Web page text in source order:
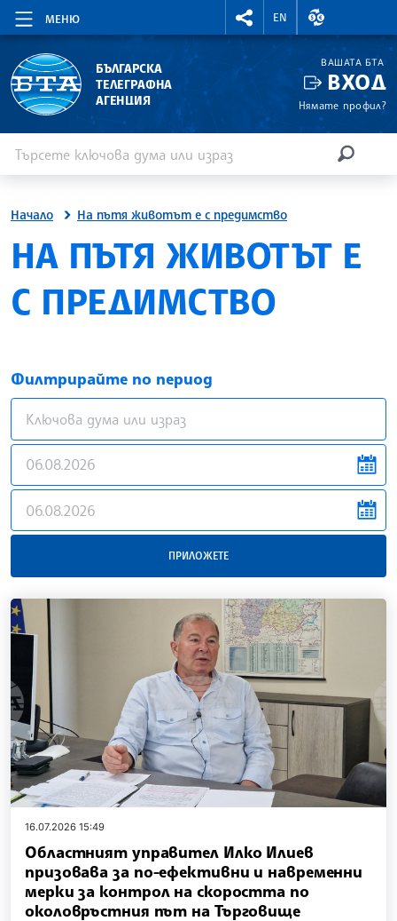
МЕНЮ
RIGHTMENU.SOCIAL
EN
ВАЛУТНИ
БЪЛГАРСКА
ТЕЛЕГРАФНА
АГЕНЦИЯ
ВАШАТА БТА
ВХОД
Нямате профил?
Начало На пътя животът е с предимство
НА ПЪТЯ ЖИВОТЪТ Е
С ПРЕДИМСТВО
Филтрирайте по период
news.filter.from
news.filter.to
ПРИЛОЖЕТЕ
16.07.2026 15:49
Областният управител Илко Илиев
призовава за по-ефективни и навременни
мерки за контрол на скоростта по
околовръстния път на Търговище